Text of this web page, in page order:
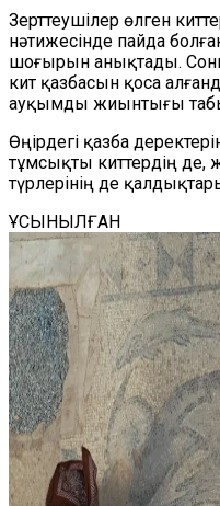
Зерттеушілер өлген
нәтижесінде пайда
шоғырын анықтады.
кит қазбасын қоса
ауқымды жиынтығы
Өңірдегі қазба деректері
тұмсықты киттердің
түрлерінің де қалдықтар
ҰСЫНЫЛҒАН